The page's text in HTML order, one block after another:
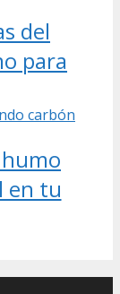
del
para
en tu